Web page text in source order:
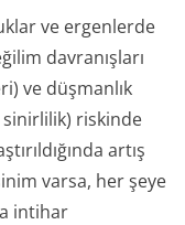
ve ergenlerde
davranışları
ve düşmanlık
sinirlilik) riskinde
artış
varsa, her şeye
intihar